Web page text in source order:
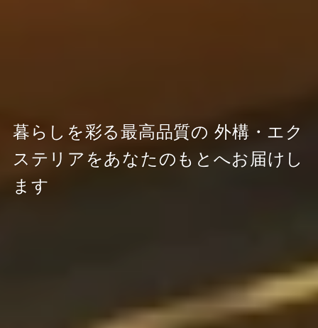
暮らしを彩る最高品質の 外構・エク
ステリアをあなたのもとへお届けし
ます